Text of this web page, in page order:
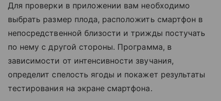
Для проверки в приложении вам необходимо
выбрать размер плода, расположить смартфон в
непосредственной близости и трижды постучать
по нему с другой стороны. Программа, в
зависимости от интенсивности звучания,
определит спелость ягоды и покажет результаты
тестирования на экране смартфона.